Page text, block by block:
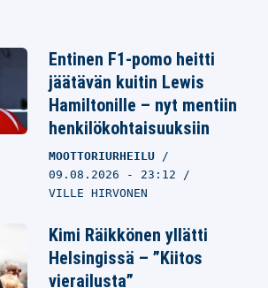
Entinen F1-pomo heitti
jäätävän kuitin Lewis
Hamiltonille – nyt mentiin
henkilökohtaisuuksiin
MOOTTORIURHEILU
09.08.2026 - 23:12
VILLE HIRVONEN
Kimi Räikkönen yllätti
Helsingissä – ”Kiitos
vierailusta”